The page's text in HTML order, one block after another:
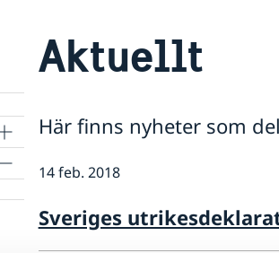
Aktuellt
Här finns nyheter som
14 feb. 2018
Sveriges